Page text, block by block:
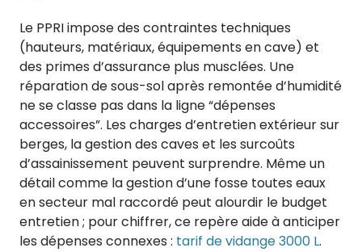
Le PPRI impose des contraintes techniques
(hauteurs, matériaux, équipements en cave) et
des primes d’assurance plus musclées. Une
réparation de sous-sol après remontée d’humidité
ne se classe pas dans la ligne “dépenses
accessoires”. Les charges d’entretien extérieur sur
berges, la gestion des caves et les surcoûts
d’assainissement peuvent surprendre. Même un
détail comme la gestion d’une fosse toutes eaux
en secteur mal raccordé peut alourdir le budget
entretien ; pour chiffrer, ce repère aide à anticiper
les dépenses connexes : tarif de vidange 3000 L.